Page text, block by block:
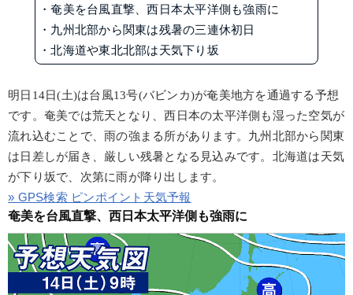
・奄美を台風直撃、西日本太平洋側も強雨に
・九州北部から関東は残暑の三連休初日
・北海道や東北北部は天気下り坂
明日14日(土)は台風13号(バビンカ)が奄美地方を通過する予想
です。奄美では荒天となり、西日本の太平洋側も湿った空気が
流れ込むことで、雨の強まる所があります。九州北部から関東
は日差しが届き、厳しい残暑となる見込みです。北海道は天気
が下り坂で、次第に雨が降り出します。
» GPS検索 ピンポイント天気予報
奄美を台風直撃、西日本太平洋側も強雨に